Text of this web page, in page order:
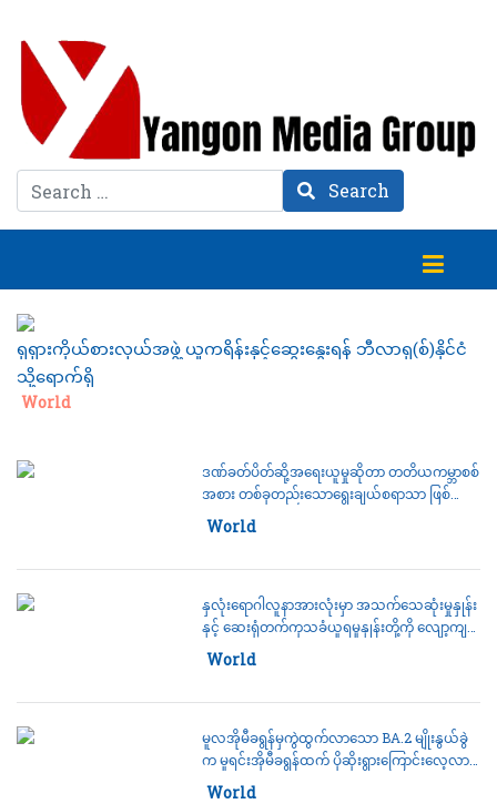
Search Search
ရုရှားကိုယ်စားလှယ်အဖွဲ့ ယူကရိန်းနှင့်ဆွေးနွေးရန် ဘီလာရု(စ်)နိုင်ငံ
သို့ရောက်ရှိ
Category:
World
ဒဏ်ခတ်ပိတ်ဆို့အရေးယူမှုဆိုတာ တတိယကမ္ဘာစစ်
အစား တစ်ခုတည်းသောရွေးချယ်စရာသာ ဖြစ်
တယ်လို့ သမ္မတဘိုင်ဒင်ပြော
Category:
World
နှလုံးရောဂါလူနာအားလုံးမှာ အသက်သေဆုံးမှုနှုန်း
နှင့် ဆေးရုံတက်ကုသခံယူရမှုနှုန်းတို့ကို လျော့ကျ
စေမယ့် Eli Lily ဆေးဝါးကို FDA အသိအမှတ်ပြု
Category:
World
မူလအိုမီခရွန်မှကွဲထွက်လာသော BA.2 မျိုးနွယ်ခွဲ
က မူရင်းအိုမီခရွန်ထက် ပိုဆိုးရွားကြောင်းလေ့လာ
တွေ့ရှိ
Category:
World